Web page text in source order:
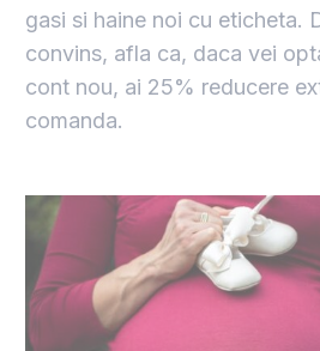
gasi si haine noi cu eticheta.
convins, afla ca, daca vei
cont nou, ai 25% reducere
comanda.